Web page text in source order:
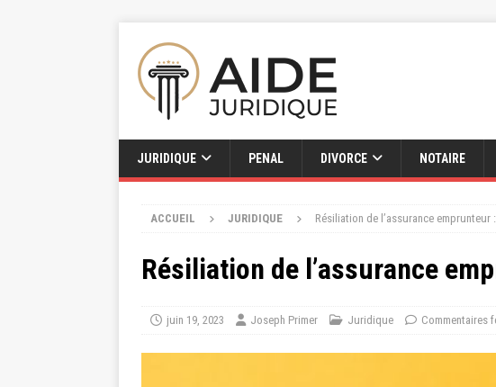
JURIDIQUE PENAL DIVORCE NOTAIRE
ACCUEIL JURIDIQUE Résiliation de l’assurance
Résiliation de l’assurance
juin 19, 2023 Joseph Primer Juridique Commentaires